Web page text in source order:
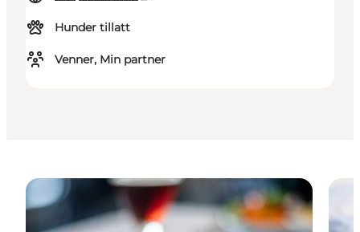
Hunder tillatt
Venner, Min partner